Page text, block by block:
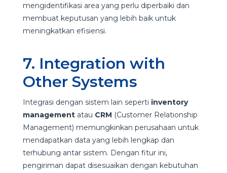
mengidentifikasi area yang perlu diperbaiki dan
membuat keputusan yang lebih baik untuk
meningkatkan efisiensi.
7. Integration with
Other Systems
Integrasi dengan sistem lain seperti inventory
managementatau CRM (Customer Relationship
Management) memungkinkan perusahaan untuk
mendapatkan data yang lebih lengkap dan
terhubung antar sistem. Dengan fitur ini,
pengiriman dapat disesuaikan dengan kebutuhan